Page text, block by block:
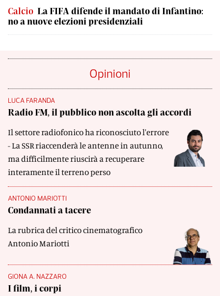
Calcio La FIFA difende il mandato di Infantino:
no a nuove elezioni presidenziali
Opinioni
LUCA FARANDA
Radio FM, il pubblico non ascolta gli accordi
Il settore radiofonico ha riconosciuto l'errore
- La SSR riaccenderà le antenne in autunno,
ma difficilmente riuscirà a recuperare
interamente il terreno perso
ANTONIO MARIOTTI
Condannati a tacere
La rubrica del critico cinematografico
Antonio Mariotti
GIONA A. NAZZARO
I film, i corpi